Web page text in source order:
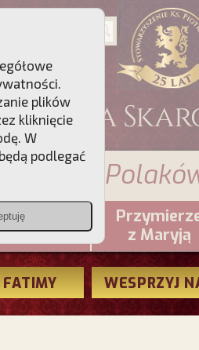
z Maryją
WESPRZYJ
.
plików
kliknięcie
W
podlegać